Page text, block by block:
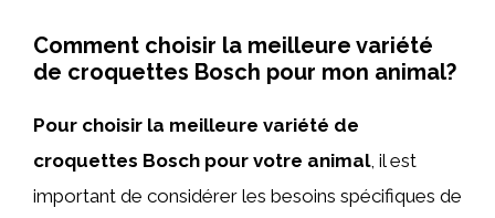
Comment choisir la meilleure variété
de croquettes Bosch pour mon animal?
Pour choisir la meilleure variété de
croquettes Bosch pour votre animal, il est
important de considérer les besoins spécifiques de